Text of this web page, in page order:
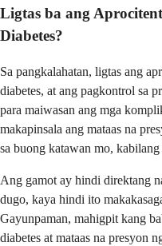
Ligtas ba ang
Diabetes?
Sa pangkalahatan, ligtas ang
diabetes, at ang pagkontrol sa
para maiwasan ang mga
makapinsala ang mataas na
sa buong katawan mo,
Ang gamot ay hindi direktang
dugo, kaya hindi ito
Gayunpaman, mahigpit kang
diabetes at mataas na presyon